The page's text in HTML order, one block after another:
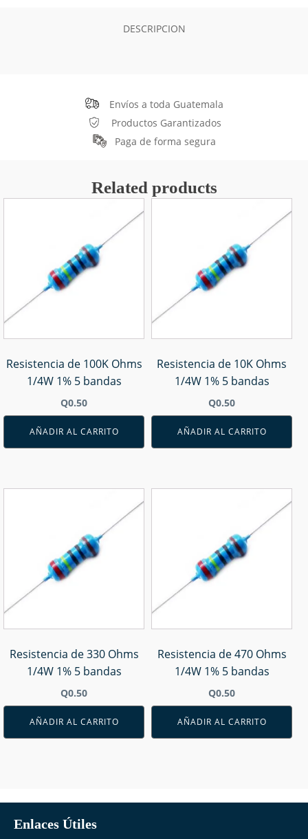
DESCRIPCION
Envíos a toda Guatemala
Productos Garantizados
Paga de forma segura
Related products
Resistencia de 100K Ohms
1/4W 1% 5 bandas
Q0.50
AÑADIR AL CARRITO
Resistencia de 10K Ohms
1/4W 1% 5 bandas
Q0.50
AÑADIR AL CARRITO
Resistencia de 330 Ohms
1/4W 1% 5 bandas
Q0.50
AÑADIR AL CARRITO
Resistencia de 470 Ohms
1/4W 1% 5 bandas
Q0.50
AÑADIR AL CARRITO
Enlaces Útiles